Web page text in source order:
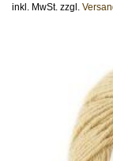
inkl. MwSt. zzgl.